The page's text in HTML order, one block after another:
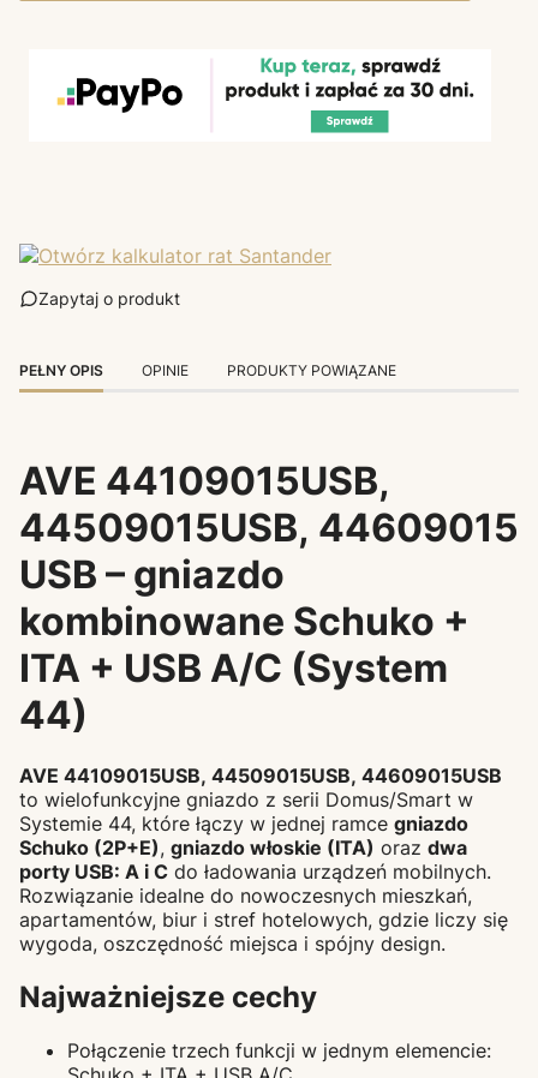
Zapytaj o produkt
PEŁNY OPIS OPINIE PRODUKTY POWIĄZANE
AVE 44109015USB,
44509015USB, 44609015
USB – gniazdo
kombinowane Schuko +
ITA + USB A/C (System
44)
AVE 44109015USB, 44509015USB, 44609015USB
to wielofunkcyjne gniazdo z serii Domus/Smart w
Systemie 44, które łączy w jednej ramce gniazdo
Schuko (2P+E), gniazdo włoskie (ITA) oraz dwa
porty USB: A i C do ładowania urządzeń mobilnych.
Rozwiązanie idealne do nowoczesnych mieszkań,
apartamentów, biur i stref hotelowych, gdzie liczy się
wygoda, oszczędność miejsca i spójny design.
Najważniejsze cechy
Połączenie trzech funkcji w jednym elemencie: